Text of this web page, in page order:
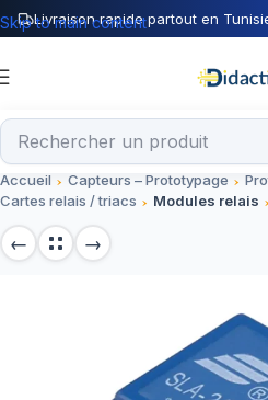
Livraison rapide partout en
Skip to main content
Accueil Capteurs – Prototypage
Cartes relais / triacs
Modules relais